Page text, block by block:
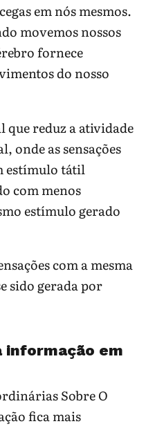
em nós mesmos.
movemos nossos
fornece
do nosso
que reduz a atividade
onde as sensações
estímulo tátil
com menos
estímulo gerado
com a mesma
sido gerada por
informação em
Sobre O
fica mais